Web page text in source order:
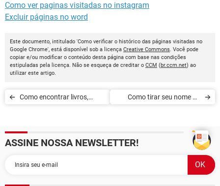
Como ver paginas visitadas no instagram
Excluir páginas no word
Este documento, intitulado 'Como verificar o histórico das páginas visitadas no
Google Chrome', está disponível sob a licença Creative Commons. Você pode
copiar e/ou modificar o conteúdo desta página com base nas condições
estipuladas pela licença. Não se esqueça de creditar o CCM (br.ccm.net) ao
utilizar este artigo.
Como encontrar livros,
Como tirar seu nome da
ASSINE NOSSA NEWSLETTER!